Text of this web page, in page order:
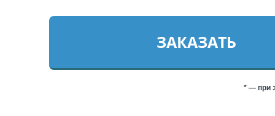
ЗАКАЗАТЬ